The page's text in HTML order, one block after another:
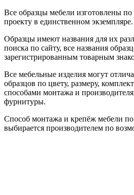
Все образцы мебели изготовлены
проекту в единственном экземпляре.
Образцы имеют названия для их
поиска по сайту, все названия
зарегистрированным товарным
Все мебельные изделия могут
образцов по цвету, размеру,
способами монтажа и
фурнитуры.
Способ монтажа и крепёж мебели
выбирается производителем по